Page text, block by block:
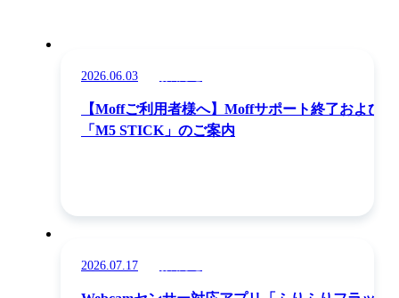
2026.06.03
【Moffご利用者様へ】Moffサポート終了および
「M5 STICK」のご案内
2026.07.17